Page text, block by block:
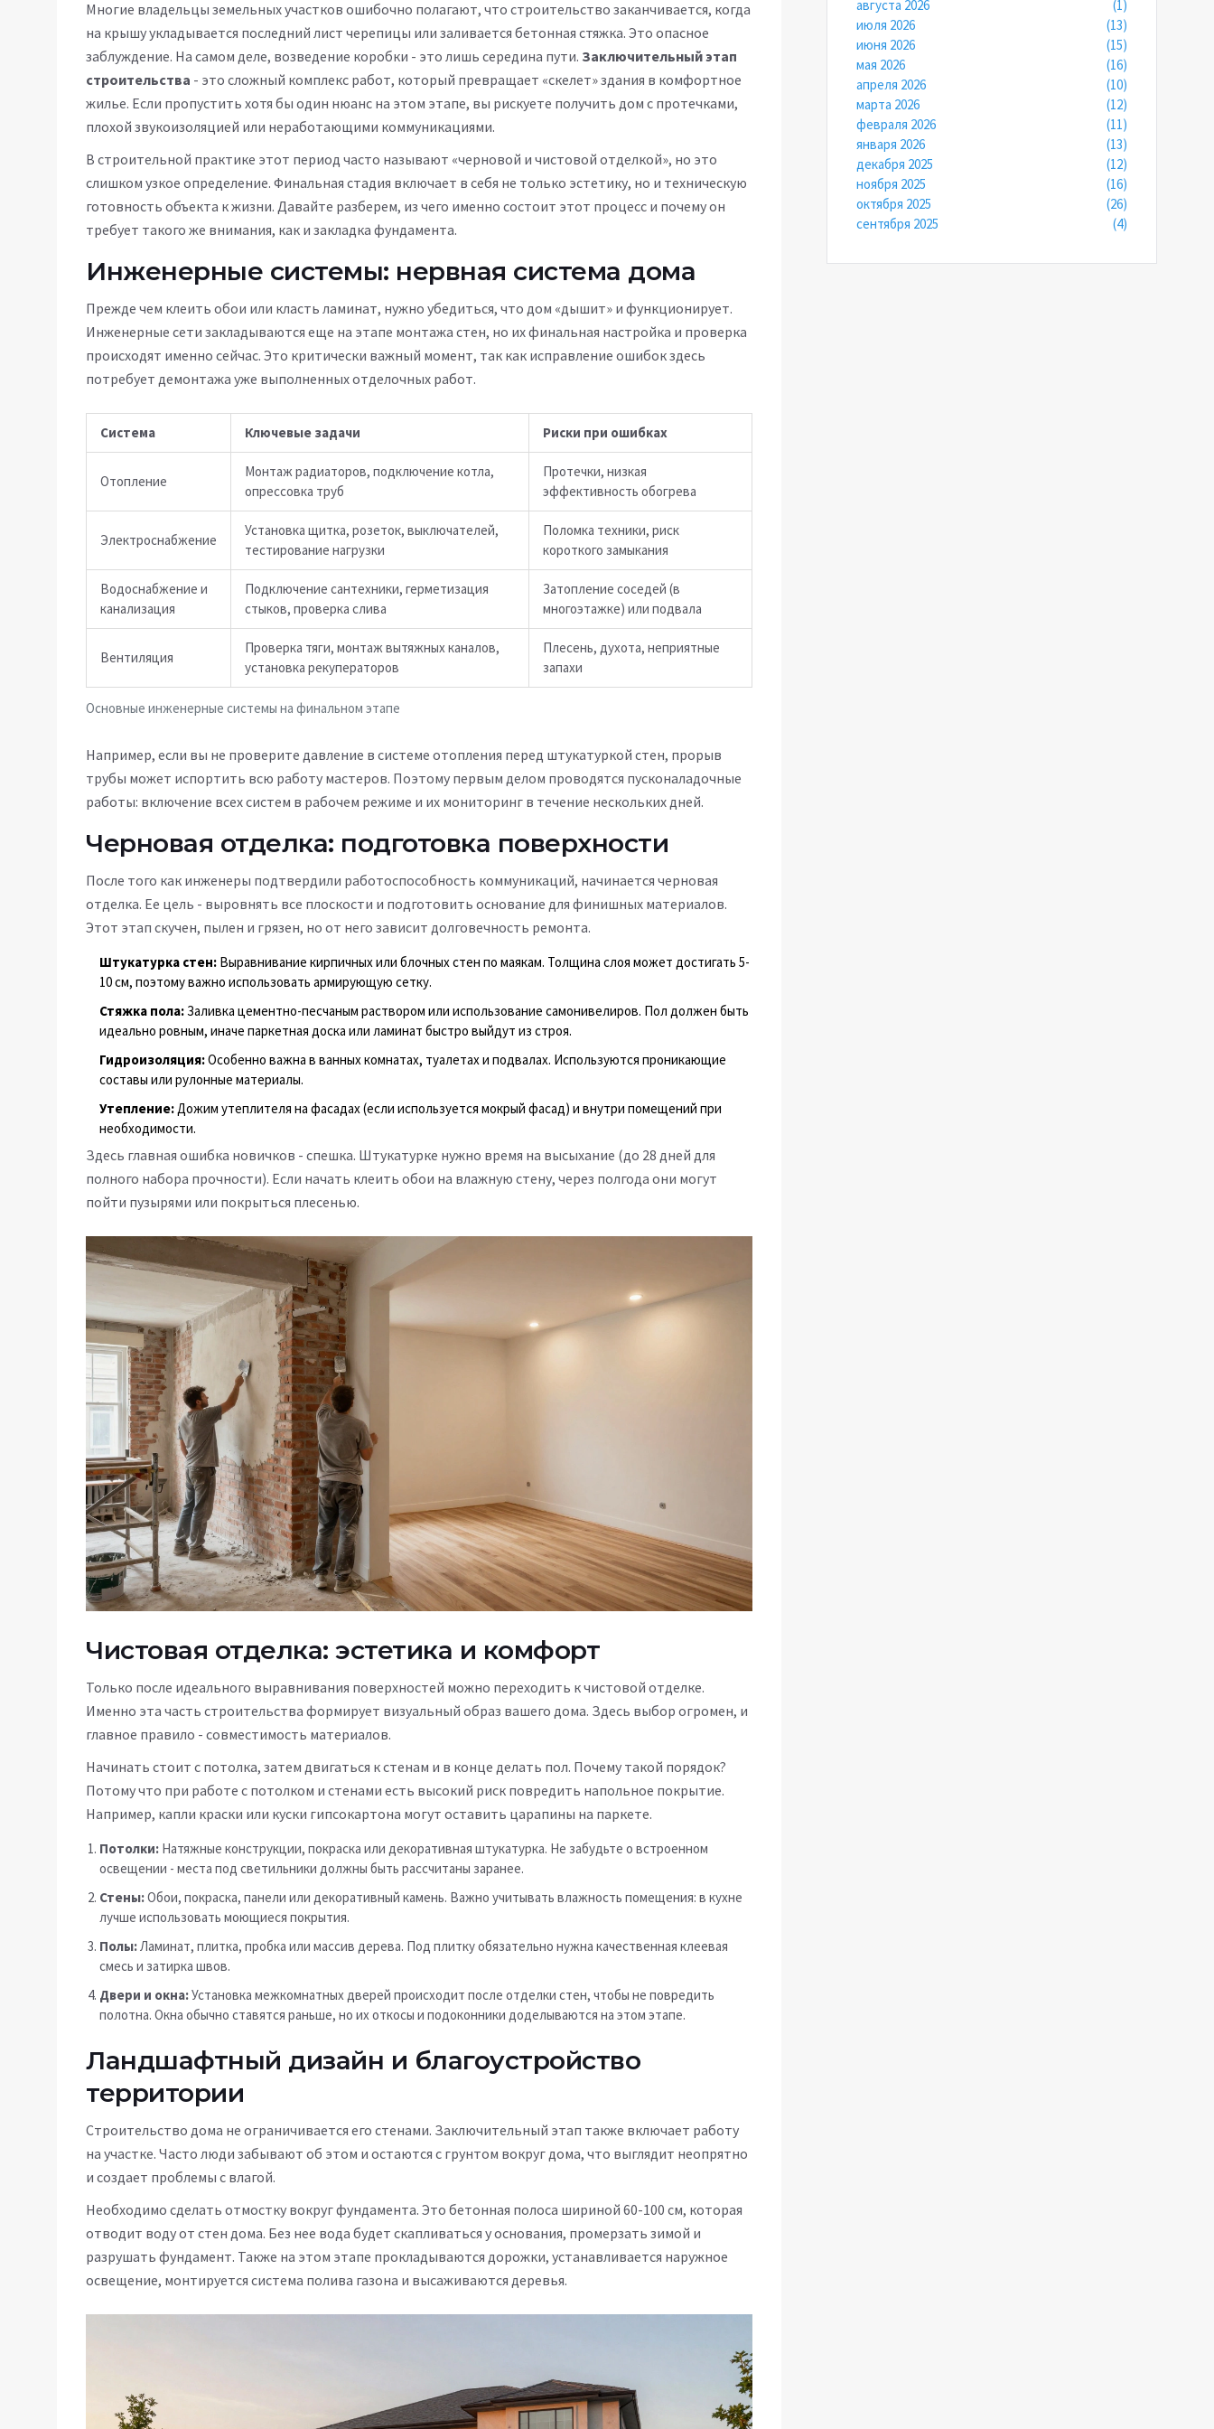
Многие владельцы земельных участков ошибочно полагают, что строительство заканчивается, когда
на крышу укладывается последний лист черепицы или заливается бетонная стяжка. Это опасное
заблуждение. На самом деле, возведение коробки - это лишь середина пути. Заключительный этап
строительства - это сложный комплекс работ, который превращает «скелет» здания в комфортное
жилье. Если пропустить хотя бы один нюанс на этом этапе, вы рискуете получить дом с протечками,
плохой звукоизоляцией или неработающими коммуникациями.
В строительной практике этот период часто называют «черновой и чистовой отделкой», но это
слишком узкое определение. Финальная стадия включает в себя не только эстетику, но и техническую
готовность объекта к жизни. Давайте разберем, из чего именно состоит этот процесс и почему он
требует такого же внимания, как и закладка фундамента.
Инженерные системы: нервная система дома
Прежде чем клеить обои или класть ламинат, нужно убедиться, что дом «дышит» и функционирует.
Инженерные сети закладываются еще на этапе монтажа стен, но их финальная настройка и проверка
происходят именно сейчас. Это критически важный момент, так как исправление ошибок здесь
потребует демонтажа уже выполненных отделочных работ.
Основные инженерные системы на финальном этапе
Система Ключевые задачи Риски при ошибках
Отопление
Монтаж радиаторов, подключение котла,
опрессовка труб
Протечки, низкая
эффективность обогрева
Электроснабжение
Установка щитка, розеток, выключателей,
тестирование нагрузки
Поломка техники, риск
короткого замыкания
Водоснабжение и
канализация
Подключение сантехники, герметизация
стыков, проверка слива
Затопление соседей (в
многоэтажке) или подвала
Вентиляция
Проверка тяги, монтаж вытяжных каналов,
установка рекуператоров
Плесень, духота, неприятные
запахи
Например, если вы не проверите давление в системе отопления перед штукатуркой стен, прорыв
трубы может испортить всю работу мастеров. Поэтому первым делом проводятся пусконаладочные
работы: включение всех систем в рабочем режиме и их мониторинг в течение нескольких дней.
Черновая отделка: подготовка поверхности
После того как инженеры подтвердили работоспособность коммуникаций, начинается черновая
отделка. Ее цель - выровнять все плоскости и подготовить основание для финишных материалов.
Этот этап скучен, пылен и грязен, но от него зависит долговечность ремонта.
Штукатурка стен: Выравнивание кирпичных или блочных стен по маякам. Толщина слоя может достигать 5-
10 см, поэтому важно использовать армирующую сетку.
Стяжка пола:Заливка цементно-песчаным раствором или использование самонивелиров. Пол должен быть
идеально ровным, иначе паркетная доска или ламинат быстро выйдут из строя.
Гидроизоляция:Особенно важна в ванных комнатах, туалетах и подвалах. Используются проникающие
составы или рулонные материалы.
Утепление:Дожим утеплителя на фасадах (если используется мокрый фасад) и внутри помещений при
необходимости.
Здесь главная ошибка новичков - спешка. Штукатурке нужно время на высыхание (до 28 дней для
полного набора прочности). Если начать клеить обои на влажную стену, через полгода они могут
пойти пузырями или покрыться плесенью.
Чистовая отделка: эстетика и комфорт
Только после идеального выравнивания поверхностей можно переходить к чистовой отделке.
Именно эта часть строительства формирует визуальный образ вашего дома. Здесь выбор огромен, и
главное правило - совместимость материалов.
Начинать стоит с потолка, затем двигаться к стенам и в конце делать пол. Почему такой порядок?
Потому что при работе с потолком и стенами есть высокий риск повредить напольное покрытие.
Например, капли краски или куски гипсокартона могут оставить царапины на паркете.
Потолки: Натяжные конструкции, покраска или декоративная штукатурка. Не забудьте о встроенном
освещении - места под светильники должны быть рассчитаны заранее.
Стены:Обои, покраска, панели или декоративный камень. Важно учитывать влажность помещения: в кухне
лучше использовать моющиеся покрытия.
Полы:Ламинат, плитка, пробка или массив дерева. Под плитку обязательно нужна качественная клеевая
смесь и затирка швов.
Двери и окна:Установка межкомнатных дверей происходит после отделки стен, чтобы не повредить
полотна. Окна обычно ставятся раньше, но их откосы и подоконники доделываются на этом этапе.
Ландшафтный дизайн и благоустройство
территории
Строительство дома не ограничивается его стенами. Заключительный этап также включает работу
на участке. Часто люди забывают об этом и остаются с грунтом вокруг дома, что выглядит неопрятно
и создает проблемы с влагой.
Необходимо сделать отмостку вокруг фундамента. Это бетонная полоса шириной 60-100 см, которая
отводит воду от стен дома. Без нее вода будет скапливаться у основания, промерзать зимой и
разрушать фундамент. Также на этом этапе прокладываются дорожки, устанавливается наружное
освещение, монтируется система полива газона и высаживаются деревья.
августа 2026
(1)
июля 2026
(13)
июня 2026
(15)
мая 2026
(16)
апреля 2026
(10)
марта 2026
(12)
февраля 2026
(11)
января 2026
(13)
декабря 2025
(12)
ноября 2025
(16)
октября 2025
(26)
сентября 2025
(4)